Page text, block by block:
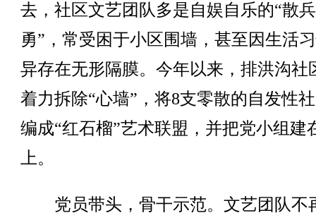
去，社区文艺团队多是自娱自乐的“散
勇”，常受困于小区围墙，甚至因生活
异存在无形隔膜。今年以来，排洪沟社
着力拆除“心墙”，将8支零散的自发性
编成“红石榴”艺术联盟，并把党小组建
上。
党员带头，骨干示范。文艺团队不